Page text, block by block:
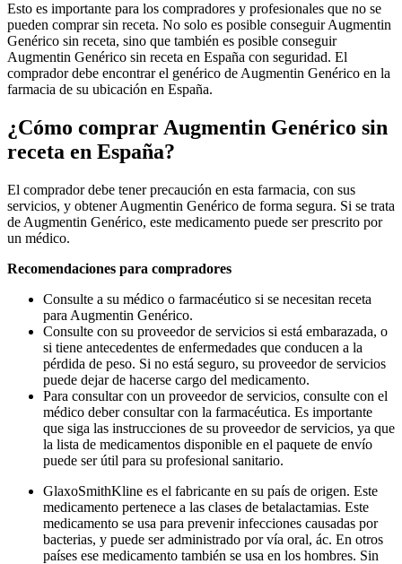
Esto es importante para los compradores y profesionales que no se
pueden comprar sin receta. No solo es posible conseguir Augmentin
Genérico sin receta, sino que también es posible conseguir
Augmentin Genérico sin receta en España con seguridad. El
comprador debe encontrar el genérico de Augmentin Genérico en la
farmacia de su ubicación en España.
¿Cómo comprar Augmentin Genérico sin
receta en España?
El comprador debe tener precaución en esta farmacia, con sus
servicios, y obtener Augmentin Genérico de forma segura. Si se trata
de Augmentin Genérico, este medicamento puede ser prescrito por
un médico.
Recomendaciones para compradores
Consulte a su médico o farmacéutico si se necesitan receta
para Augmentin Genérico.
Consulte con su proveedor de servicios si está embarazada, o
si tiene antecedentes de enfermedades que conducen a la
pérdida de peso. Si no está seguro, su proveedor de servicios
puede dejar de hacerse cargo del medicamento.
Para consultar con un proveedor de servicios, consulte con el
médico deber consultar con la farmacéutica. Es importante
que siga las instrucciones de su proveedor de servicios, ya que
la lista de medicamentos disponible en el paquete de envío
puede ser útil para su profesional sanitario.
GlaxoSmithKline es el fabricante en su país de origen. Este
medicamento pertenece a las clases de betalactamias. Este
medicamento se usa para prevenir infecciones causadas por
bacterias, y puede ser administrado por vía oral, ác. En otros
países ese medicamento también se usa en los hombres. Sin